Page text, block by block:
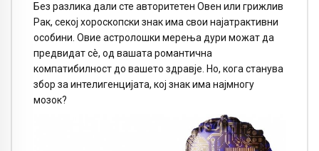
Без разлика дали сте авторитетен Овен или грижлив
Рак, секој хороскопски знак има свои најатрактивни
особини. Овие астролошки мерења дури можат да
предвидат сè, од вашата романтична
компатибилност до вашето здравје. Но, кога станува
збор за интелигенцијата, кој знак има најмногу
мозок?